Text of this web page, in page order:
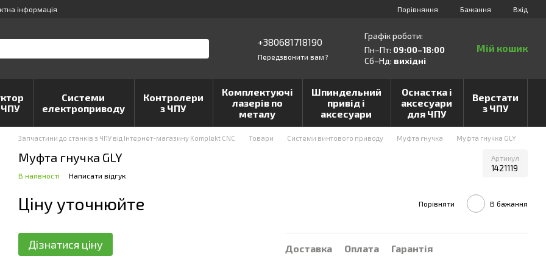
інформація Порівняння Бажання Вхід
+380681718190
Передзвонити вам?
Графік роботи:
Пн–Пт: 09:00–18:00
Сб–Нд: вихідні
Мій кошик
Системи
електроприводу
Контролери
з ЧПУ
Комплектуючі
лазерів по
металу
Шпиндельний
привід і
аксесуари
Оснастка і
аксесуари
для ЧПУ
Верстати
з ЧПУ
Запчастини до станків з ЧПУ від Інтернет-магазину Komplekt CNC Товари Системи винтового приводу Муфта гнучка Муфта гнучка GLY
Муфта гнучка GLY Артикул
1421119
В наявності Написати відгук
Ціну уточнюйте Порівняти В бажання
Дізнатися ціну Доставка Оплата Гарантія